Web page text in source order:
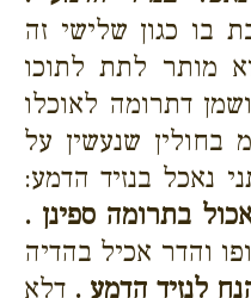
בו כגון שלישי זה
מותר לתת לתוכו
דתרומה לאוכלו
בחולין שנעשין על
נאכל בנזיד הדמע:
בתרומה ספינן .
והדר אכיל בהדיה
לנזיד הדמע . דלא